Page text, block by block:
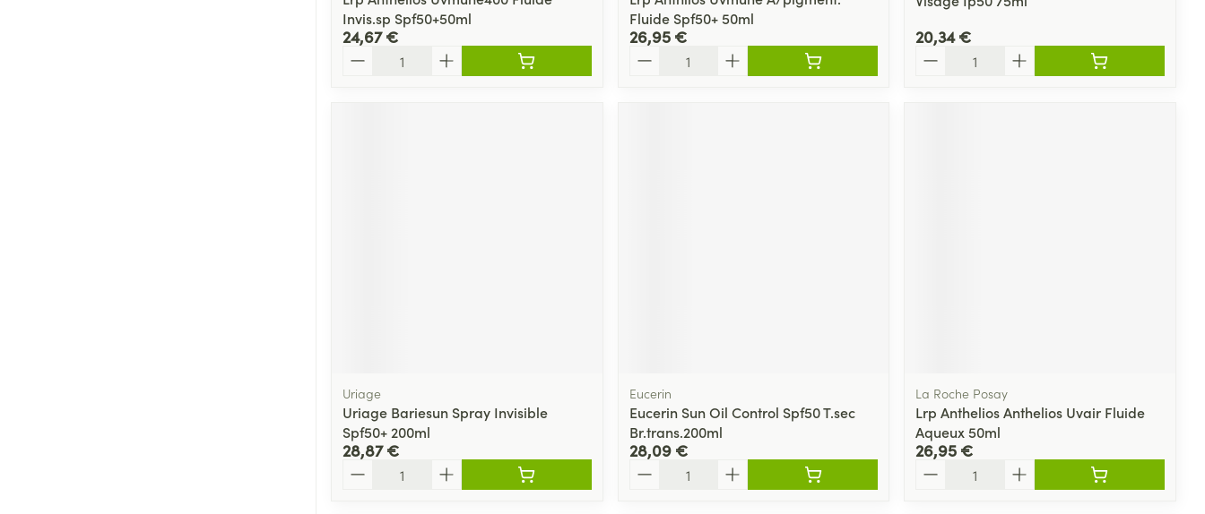
Invis.sp Spf50+50ml
24,67 €
Fluide Spf50+ 50ml
26,95 € 20,34 €
Uriage
Uriage Bariesun Spray Invisible
Spf50+ 200ml
28,87 €
Eucerin
Eucerin Sun Oil Control Spf50 T.sec
Br.trans.200ml
28,09 €
La Roche Posay
Lrp Anthelios Anthelios Uvair Fluide
Aqueux 50ml
26,95 €